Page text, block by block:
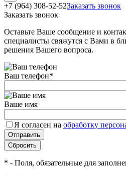
+7 (964) 308-52-52Заказать звонок
Заказать звонок
Оставьте Ваше сообщение и
специалисты свяжутся с Вами в
решения Вашего вопроса.
Ваш телефон*
Ваше имя
Я согласен на обработку
* - Поля, обязательные для